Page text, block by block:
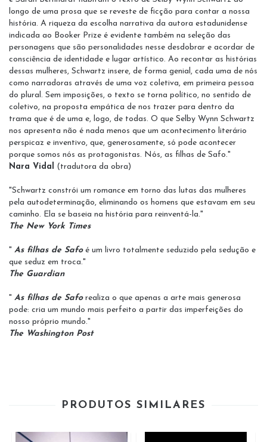
longo de uma prosa que se reveste de ficção para contar a nossa
história. A riqueza da escolha narrativa da autora estadunidense
indicada ao Booker Prize é evidente também na seleção das
personagens que são personalidades nesse desdobrar e acordar de
consciência de identidade e lugar artístico. Ao recontar as histórias
dessas mulheres, Schwartz insere, de forma genial, cada uma de nós
como narradoras através de uma voz coletiva, em primeira pessoa
do plural. Sem imposições, o texto se torna político, no sentido de
coletivo, na proposta empática de nos trazer para dentro da
trama que é de uma e, logo, de todas. O que Selby Wynn Schwartz
nos apresenta não é nada menos que um acontecimento literário
perspicaz e inventivo, que, generosamente, só pode acontecer
porque somos nós as protagonistas. Nós, as filhas de Safo."
Nara Vidal
(tradutora da obra)
"Schwartz constrói um romance em torno das lutas das mulheres
pela autodeterminação, eliminando os homens que estavam em seu
caminho. Ela se baseia na história para reinventá-la."
The New York Times
" As filhas de Safoé um livro totalmente seduzido pela sedução e
que seduz em troca."
The Guardian
" As filhas de Saforealiza o que apenas a arte mais generosa
pode: cria um mundo mais perfeito a partir das imperfeições do
nosso próprio mundo."
The Washington Post
PRODUTOS SIMILARES